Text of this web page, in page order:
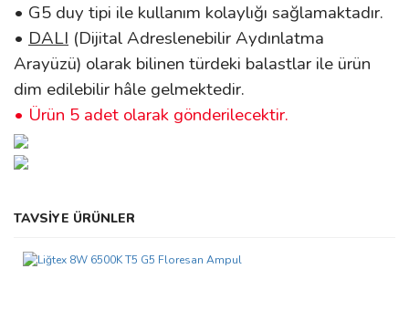
• G5 duy tipi ile kullanım kolaylığı sağlamaktadır.
• DALI (Dijital Adreslenebilir Aydınlatma
Arayüzü) olarak bilinen türdeki balastlar ile ürün
dim edilebilir hâle gelmektedir.
• Ürün 5 adet olarak gönderilecektir.
Bu ürünün fiyat bilgisi, resim, ürün açıklamalarında ve diğer
konularda yetersiz gördüğünüz noktaları öneri formunu kullanarak
Görüş ve önerileriniz için teşekkür ederiz.
TAVSİYE ÜRÜNLER